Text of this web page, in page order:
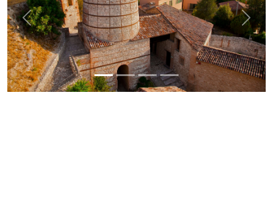
Previous Next